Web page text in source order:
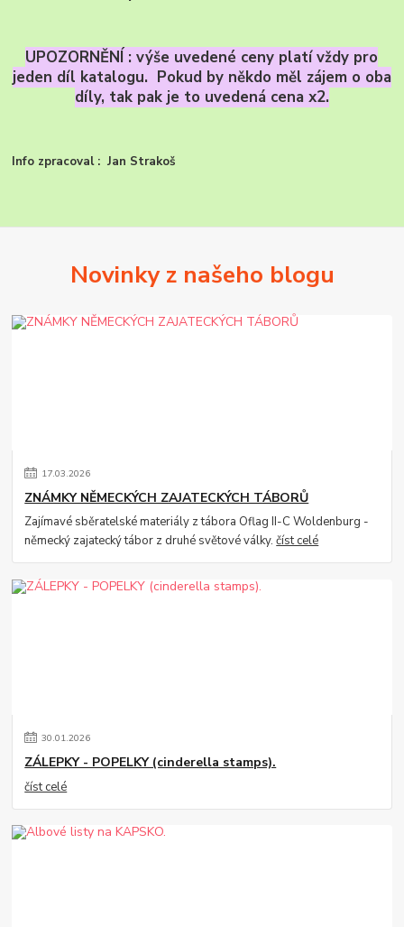
UPOZORNĚNÍ : výše uvedené ceny platí vždy pro
jeden díl katalogu. Pokud by někdo měl zájem o oba
díly, tak pak je to uvedená cena x2.
Info zpracoval : Jan Strakoš
Novinky z našeho blogu
17.03.2026
ZNÁMKY NĚMECKÝCH ZAJATECKÝCH TÁBORŮ
Zajímavé sběratelské materiály z tábora Oflag II-C Woldenburg -
německý zajatecký tábor z druhé světové války.číst celé
30.01.2026
ZÁLEPKY - POPELKY (cinderella stamps).
číst celé